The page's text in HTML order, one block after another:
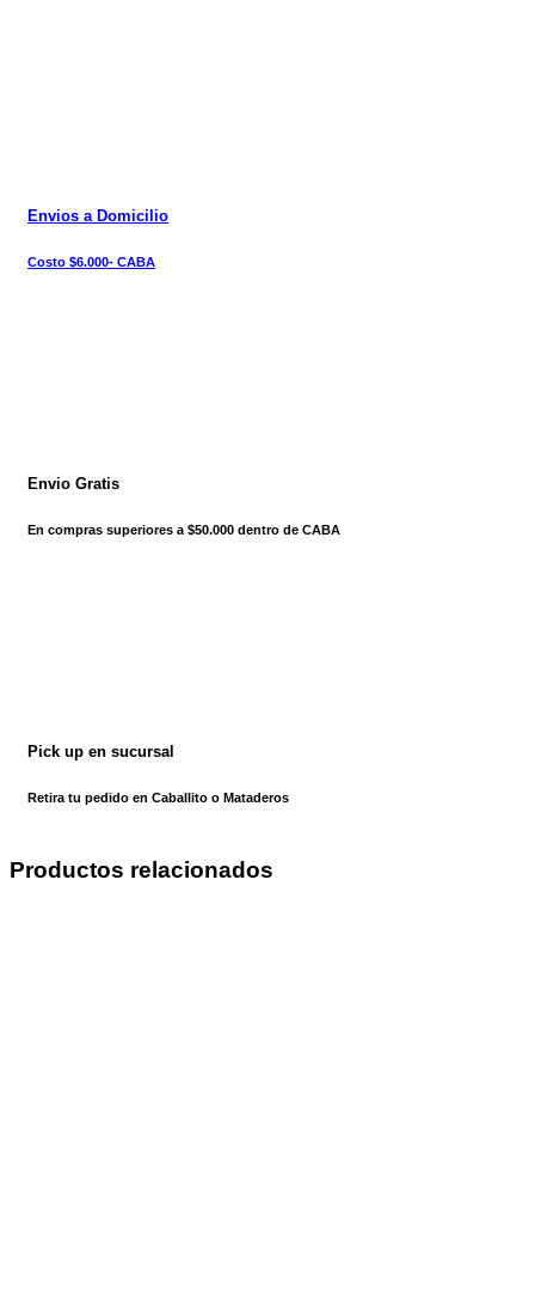
Envios a Domicilio
Costo $6.000- CABA
Envio Gratis
En compras superiores a $50.000 dentro de CABA
Pick up en sucursal
Retira tu pedido en Caballito o Mataderos
Productos relacionados